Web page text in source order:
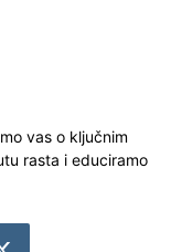
vas o ključnim
rasta i educiramo